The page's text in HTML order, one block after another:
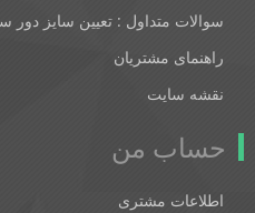
سوالات متداول : تعیین سایز
راهنمای مشتریان
نقشه سایت
حساب من
اطلاعات مشتری